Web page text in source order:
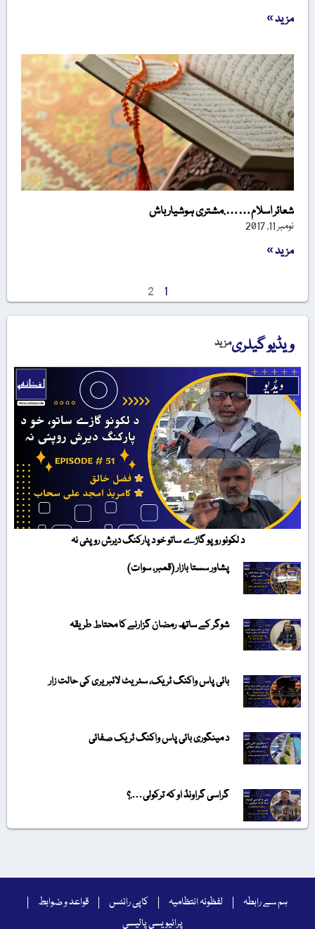
مزید »
شعائر اسلام…….مشتری ہوشیار باش
نومبر 11, 2017
مزید »
1
2
ویڈیو گیلریمزید
د لکونو روپو گاڑے ساتو خو د پارکنگ دیرش روپئی نہ
پشاور سستا بازار (قمبر، سوات)
شوگر کے ساتھ رمضان گزارنے کا محتاط طریقہ
بائی پاس واکنگ ٹریک، سٹریٹ لائبریری کی حالت زار
د مینگوری بائی پاس واکنگ ٹریک صفائی
گراسی گراونڈ او کہ ترکولی….؟
ہم سے رابطہ لفظونہ انتظامیہ کاپی رائٹس
قواعد و ضوابط
پرائیویسی پالیسی